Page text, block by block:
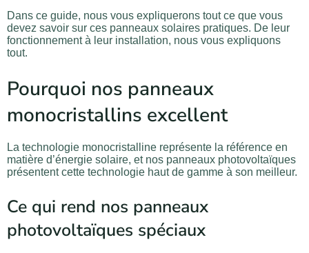
Dans ce guide, nous vous expliquerons tout ce que vous
devez savoir sur ces panneaux solaires pratiques. De leur
fonctionnement à leur installation, nous vous expliquons
tout.
Pourquoi nos panneaux
monocristallins excellent
La technologie monocristalline représente la référence en
matière d’énergie solaire, et nos panneaux photovoltaïques
présentent cette technologie haut de gamme à son meilleur.
Ce qui rend nos panneaux
photovoltaïques spéciaux